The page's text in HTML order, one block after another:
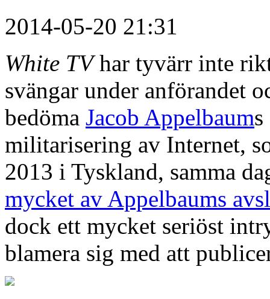
2014-05-20 21:31
White TVhar tyvärr inte
svängar under anförandet
bedöma Jacob Appelbaum
militarisering av Internet,
2013 i Tyskland, samma
mycket av Appelbaums
dock ett mycket seriöst
blamera sig med att